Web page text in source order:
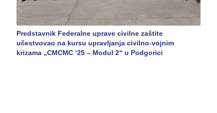
Predstavnik Federalne uprave civilne zaštite
učestvovao na kursu upravljanja civilno-vojnim
krizama „CMCMC ‘25 – Modul 2“ u Podgorici